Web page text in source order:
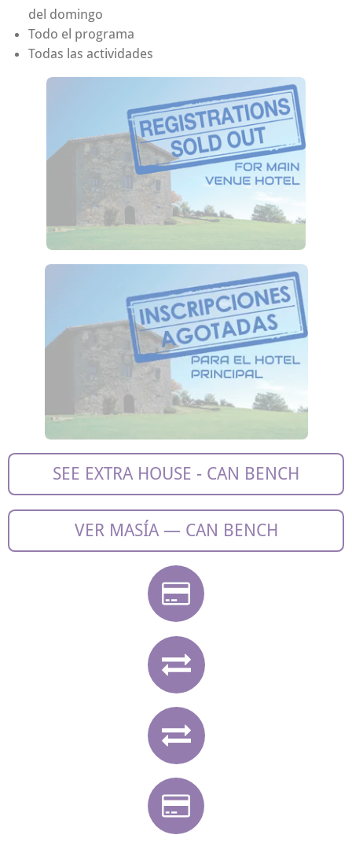
del domingo
Todo el programa
Todas las actividades
SEE EXTRA HOUSE - CAN BENCH
VER MASÍA — CAN BENCH